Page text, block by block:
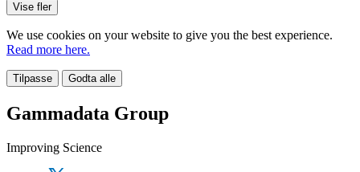
Vise fler
We use cookies on your website to give you the best experience.
Read more here.
Tilpasse Godta alle
Gammadata Group
Improving Science